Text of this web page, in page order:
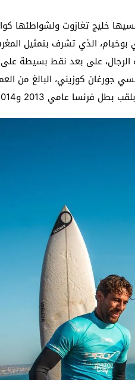
خليج تغازوت ولشواطئها
بوخيام، الذي تشرف بتمثيل
المرتبة الثانية في فئة الرجال، على بعد نقط